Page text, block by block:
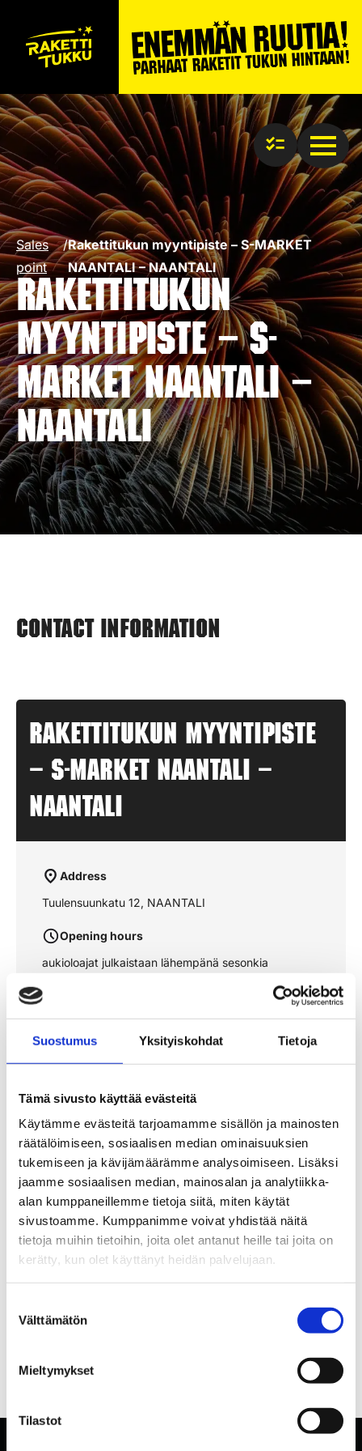
Suostumus Yksityiskohdat Tietoja
Tämä sivusto käyttää evästeitä
Käytämme evästeitä tarjoamamme sisällön ja mainosten
räätälöimiseen, sosiaalisen median ominaisuuksien
tukemiseen ja kävijämäärämme analysoimiseen. Lisäksi
jaamme sosiaalisen median, mainosalan ja analytiikka-
alan kumppaneillemme tietoja siitä, miten käytät
sivustoamme. Kumppanimme voivat yhdistää näitä
tietoja muihin tietoihin, joita olet antanut heille tai joita on
kerätty, kun olet käyttänyt heidän palvelujaan.
valinta
Välttämätön
Mieltymykset
Tilastot
Sales
point
/Rakettitukun myyntipiste – S-MARKET
NAANTALI – NAANTALI
Rakettitukun
myyntipiste – S-
MARKET NAANTALI –
NAANTALI
Contact information
Rakettitukun myyntipiste
– S-MARKET NAANTALI –
NAANTALI
Address
Tuulensuunkatu 12, NAANTALI
Opening hours
aukioloajat julkaistaan lähempänä sesonkia
See the route on the map